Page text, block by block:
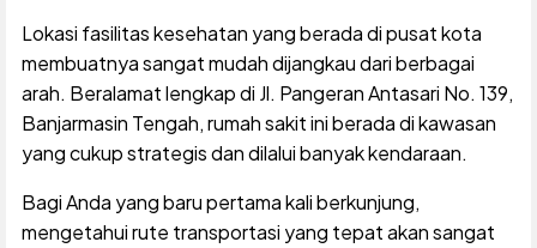
Lokasi fasilitas kesehatan yang berada di pusat kota
membuatnya sangat mudah dijangkau dari berbagai
arah. Beralamat lengkap di Jl. Pangeran Antasari No. 139,
Banjarmasin Tengah, rumah sakit ini berada di kawasan
yang cukup strategis dan dilalui banyak kendaraan.
Bagi Anda yang baru pertama kali berkunjung,
mengetahui rute transportasi yang tepat akan sangat